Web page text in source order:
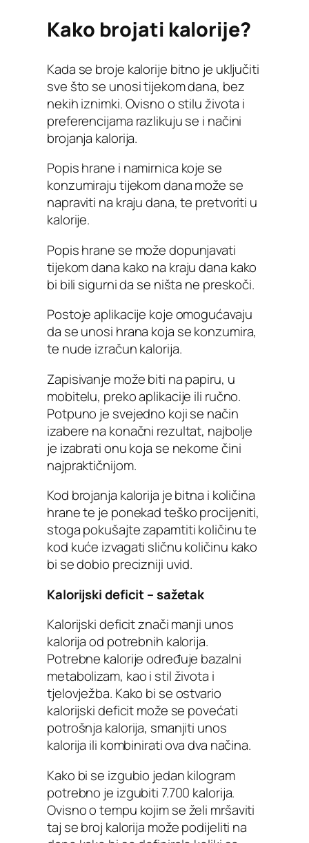
Kako brojati kalorije?
Kada se broje kalorije bitno je uključiti
sve što se unosi tijekom dana, bez
nekih iznimki. Ovisno o stilu života i
preferencijama razlikuju se i načini
brojanja kalorija.
Popis hrane i namirnica koje se
konzumiraju tijekom dana može se
napraviti na kraju dana, te pretvoriti u
kalorije.
Popis hrane se može dopunjavati
tijekom dana kako na kraju dana kako
bi bili sigurni da se ništa ne preskoči.
Postoje aplikacije koje omogućavaju
da se unosi hrana koja se konzumira,
te nude izračun kalorija.
Zapisivanje može biti na papiru, u
mobitelu, preko aplikacije ili ručno.
Potpuno je svejedno koji se način
izabere na konačni rezultat, najbolje
je izabrati onu koja se nekome čini
najpraktičnijom.
Kod brojanja kalorija je bitna i količina
hrane te je ponekad teško procijeniti,
stoga pokušajte zapamtiti količinu te
kod kuće izvagati sličnu količinu kako
bi se dobio precizniji uvid.
Kalorijski deficit – sažetak
Kalorijski deficit znači manji unos
kalorija od potrebnih kalorija.
Potrebne kalorije određuje bazalni
metabolizam, kao i stil života i
tjelovježba. Kako bi se ostvario
kalorijski deficit može se povećati
potrošnja kalorija, smanjiti unos
kalorija ili kombinirati ova dva načina.
Kako bi se izgubio jedan kilogram
potrebno je izgubiti 7.700 kalorija.
Ovisno o tempu kojim se želi mršaviti
taj se broj kalorija može podijeliti na